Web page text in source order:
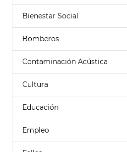
Bienestar Social
Bomberos
Contaminación Acústica
Cultura
Educación
Empleo